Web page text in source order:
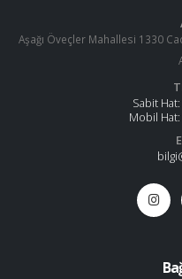
Aşağı Öveçler Mahallesi 1330
Sabit Hat:
Mobil Hat: